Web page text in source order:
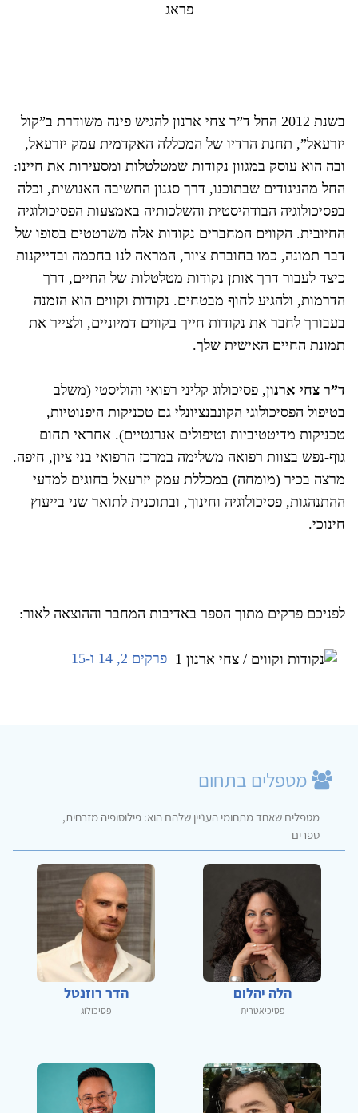
פראג
בשנת 2012 החל ד”ר צחי ארנון להגיש פינה משודרת ב”קול
יזרעאל”, תחנת הרדיו של המכללה האקדמית עמק יזרעאל,
ובה הוא עוסק במגוון נקודות שמטלטלות ומסעירות את חיינו:
החל מהניגודים שבתוכנו, דרך סגנון החשיבה האנושית, וכלה
בפסיכולוגיה הבודהיסטית והשלכותיה באמצעות הפסיכולוגיה
החיובית. הקווים המחברים נקודות אלה משרטטים בסופו של
דבר תמונה, כמו בחוברת ציור, המראה לנו בחכמה ובדייקנות
כיצד לעבור דרך אותן נקודות מטלטלות של החיים, דרך
הדרמות, ולהגיע לחוף מבטחים. נקודות וקווים הוא הזמנה
בעבורך לחבר את נקודות חייך בקווים דמיוניים, ולצייר את
תמונת החיים האישית שלך.
ד”ר צחי ארנון, פסיכולוג קליני רפואי והוליסטי (משלב
בטיפול הפסיכולוגי הקונבנציונלי גם טכניקות היפנוטיות,
טכניקות מדיטטיביות וטיפולים אנרגטיים). אחראי תחום
גוף-נפש בצוות רפואה משלימה במרכז הרפואי בני ציון, חיפה.
מרצה בכיר (מומחה) במכללת עמק יזרעאל בחוגים למדעי
ההתנהגות, פסיכולוגיה וחינוך, ובתוכנית לתואר שני בייעוץ
חינוכי.
לפניכם פרקים מתוך הספר באדיבות המחבר וההוצאה לאור:
פרקים 2, 14 ו-15
מטפלים בתחום
מטפלים שאחד מתחומי העניין שלהם הוא: פילוסופיה מזרחית,
ספרים
הלה יהלום
פסיכיאטרית
הדר רוזנטל
פסיכולוג